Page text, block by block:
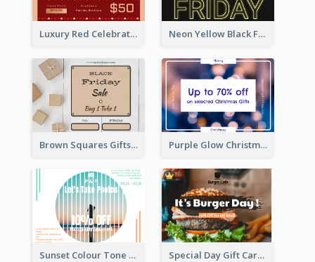
Luxury Red Celebration Gift Card Template Design Neon Yellow Black Friday Typography Gift Card
Brown Squares Gifts Black Friday Gift Card Purple Glow Christmas Discount Gift Card
Sunset Colour Tone Linear Design Gift Card Special Day Gift Card With Photo